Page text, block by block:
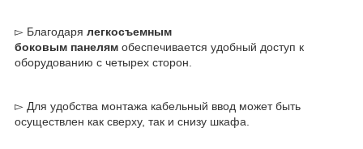
▻ Благодаря легкосъемным
боковым панелям обеспечивается удобный доступ к
оборудованию с четырех сторон.
▻ Для удобства монтажа кабельный ввод может быть
осуществлен как сверху, так и снизу шкафа.